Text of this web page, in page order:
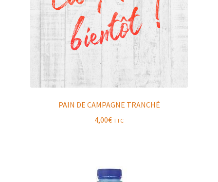
PAIN DE CAMPAGNE TRANCHÉ
4,00€ TTC